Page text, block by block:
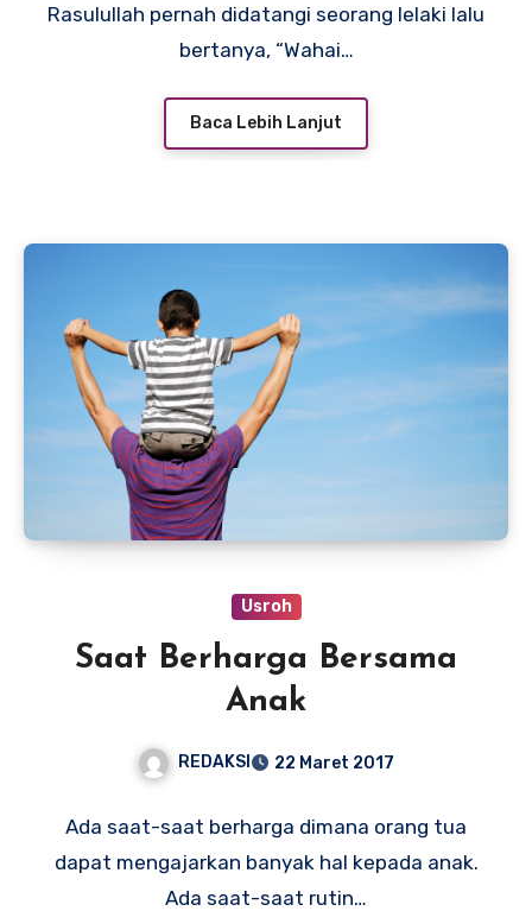
Rasulullah pernah didatangi seorang lelaki lalu
bertanya, “Wahai…
Baca Lebih Lanjut
Usroh
Saat Berharga Bersama
Anak
REDAKSI 22 Maret 2017
Ada saat-saat berharga dimana orang tua
dapat mengajarkan banyak hal kepada anak.
Ada saat-saat rutin…